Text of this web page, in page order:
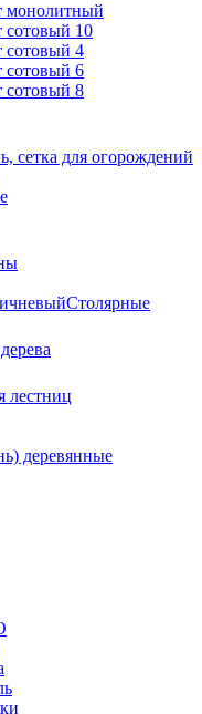
монолитный
сотовый 10
сотовый 4
сотовый 6
сотовый 8
сетка для огорождений
Столярные
лестниц
деревянные